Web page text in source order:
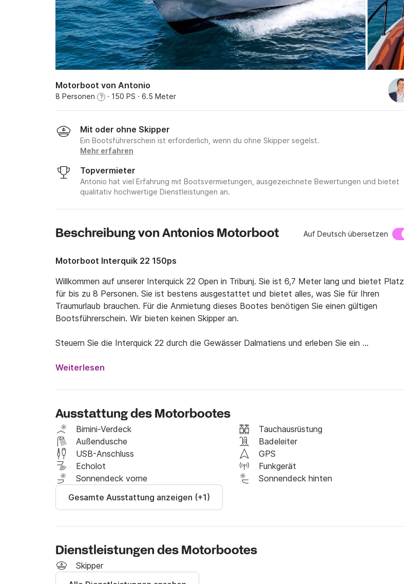
Motorboot von Antonio
8 Personen ? · 150 PS · 6.5 Meter
Mit oder ohne Skipper
Ein Bootsführerschein ist erforderlich, wenn du ohne Skipper segelst.
Mehr erfahren
Topvermieter
Antonio hat viel Erfahrung mit Bootsvermietungen, ausgezeichnete Bewertungen und bietet
qualitativ hochwertige Dienstleistungen an.
Beschreibung von Antonios Motorboot Auf Deutsch übersetzen
Motorboot Interquik 22 150ps
Willkommen auf unserer Interquick 22 Open in Tribunj. Sie ist 6,7 Meter lang und bietet Platz
für bis zu 8 Personen. Sie ist bestens ausgestattet und bietet alles, was Sie für Ihren
Traumurlaub brauchen. Für die Anmietung dieses Bootes benötigen Sie einen gültigen
Bootsführerschein. Wir bieten keinen Skipper an.
Steuern Sie die Interquick 22 durch die Gewässer Dalmatiens und erleben Sie ein
nahegelegene Orte wie Šibenik, Vodice oder Murter zu erkunden. Jeder von ihnen ist auf
kostenlose Abendessen im Restaurant. Sprechen Sie uns einfach vorher an!
Bei Fragen erreichen Sie mich unter Click&Boat für weitere Informationen.
Bis bald!
Weiterlesen
Ausstattung des Motorbootes
Bimini-Verdeck
Tauchausrüstung
Außendusche
Badeleiter
USB-Anschluss
GPS
Echolot
Funkgerät
Sonnendeck vorne
Sonnendeck hinten
Gesamte Ausstattung anzeigen (+1)
Dienstleistungen des Motorbootes
Skipper